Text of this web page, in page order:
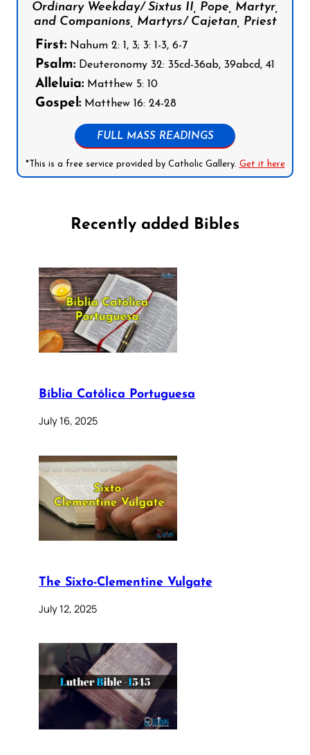
Ordinary Weekday/ Sixtus II, Pope, Martyr,
and Companions, Martyrs/ Cajetan, Priest
First: Nahum 2: 1, 3; 3: 1-3, 6-7
Psalm: Deuteronomy 32: 35cd-36ab, 39abcd, 41
Alleluia: Matthew 5: 10
Gospel: Matthew 16: 24-28
FULL MASS READINGS
*This is a free service provided by Catholic Gallery. Get it here
Recently added Bibles
Bíblia Católica Portuguesa
July 16, 2025
The Sixto-Clementine Vulgate
July 12, 2025